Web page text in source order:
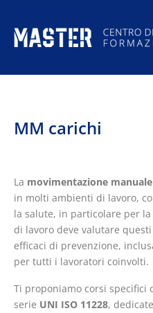
MM carichi
La movimentazione
in molti ambienti di lavoro,
la salute, in particolare per
di lavoro deve valutare
efficaci di prevenzione,
per tutti i lavoratori coinvolti.
Ti proponiamo corsi specifici
serie UNI ISO 11228,